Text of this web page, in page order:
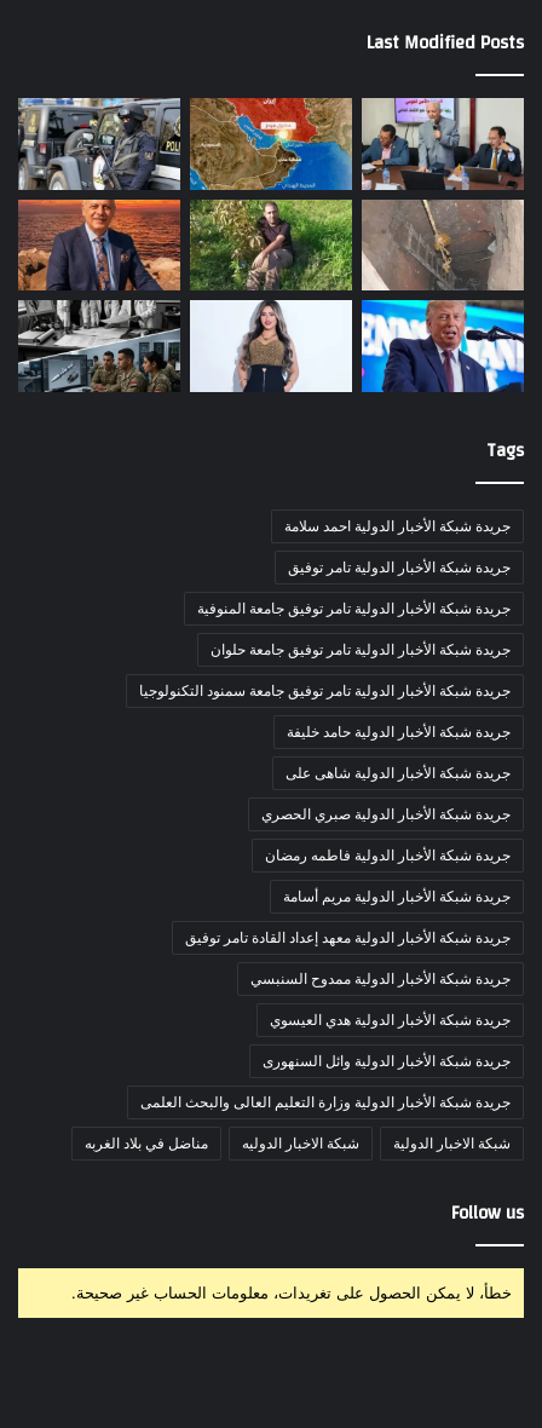
Last Modified Posts
Tags
جريدة شبكة الأخبار الدولية احمد سلامة
جريدة شبكة الأخبار الدولية تامر توفيق
جريدة شبكة الأخبار الدولية تامر توفيق جامعة المنوفية
جريدة شبكة الأخبار الدولية تامر توفيق جامعة حلوان
جريدة شبكة الأخبار الدولية تامر توفيق جامعة سمنود التكنولوجيا
جريدة شبكة الأخبار الدولية حامد خليفة
جريدة شبكة الأخبار الدولية شاهى على
جريدة شبكة الأخبار الدولية صبري الحصري
جريدة شبكة الأخبار الدولية فاطمه رمضان
جريدة شبكة الأخبار الدولية مريم أسامة
جريدة شبكة الأخبار الدولية معهد إعداد القادة تامر توفيق
جريدة شبكة الأخبار الدولية ممدوح السنبسي
جريدة شبكة الأخبار الدولية هدي العيسوي
جريدة شبكة الأخبار الدولية وائل السنهورى
جريدة شبكة الأخبار الدولية وزارة التعليم العالى والبحث العلمى
شبكة الاخبار الدولية شبكة الاخبار الدوليه مناضل في بلاد الغربه
Follow us
خطأ، لا يمكن الحصول على تغريدات، معلومات الحساب غير صحيحة.